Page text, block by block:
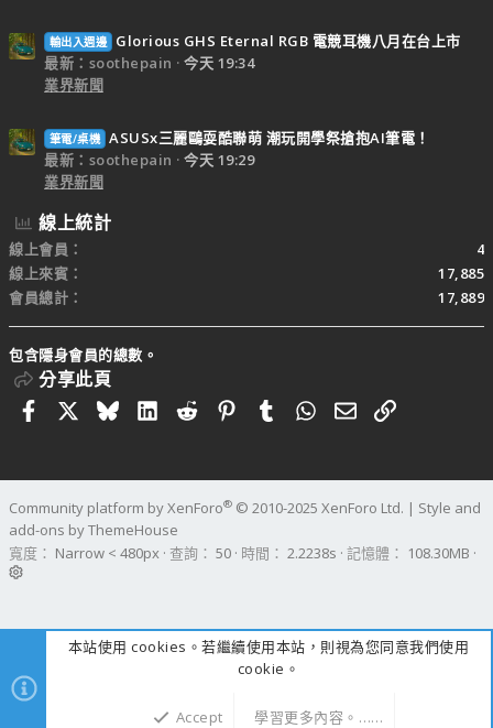
輸出入週邊
Glorious GHS Eternal RGB 電競耳機八月在台上市
最新：soothepain
今天 19:34
業界新聞
筆電/桌機 ASUSx三麗鷗耍酷聯萌 潮玩開學祭搶抱AI筆電！
最新：soothepain
今天 19:29
業界新聞
線上統計
線上會員
4
線上來賓
17,885
會員總計
17,889
包含隱身會員的總數。
分享此頁
FacebookBlueskyLinkedIn
RedditPinterestTumblrWhatsApp
電子郵件
連結
Community platform by XenForo® © 2010-2025 XenForo Ltd. | Style and
add-ons by ThemeHouse
寬度
查詢 50 時間 2.2238s 記憶體 108.30MB
本站使用 cookies。若繼續使用本站，則視為您同意我們使用
cookie。
Accept 學習更多內容。……